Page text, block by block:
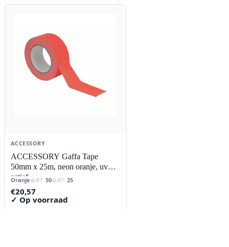
ACCESSORY
ACCESSORY Gaffa Tape
50mm x 25m, neon oranje, uv
actief
Oranje 50 25
€20,57
✓ Op voorraad